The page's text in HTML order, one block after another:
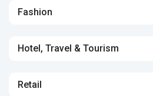
Fashion
Hotel, Travel & Tourism
Retail